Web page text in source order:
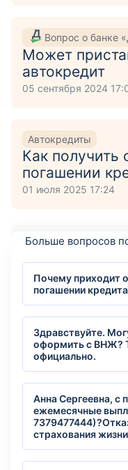
Вопрос о банке
Может
автокредит
05 сентября 2024
Автокредиты
Как получить
погашении
01 июля 2025 17:24
Больше вопросов
Почему приходит
погашении кредита
Здравствуйте.
оформить с ВНЖ?
официально.
Анна Сергеевна, с
ежемесячные
страхования